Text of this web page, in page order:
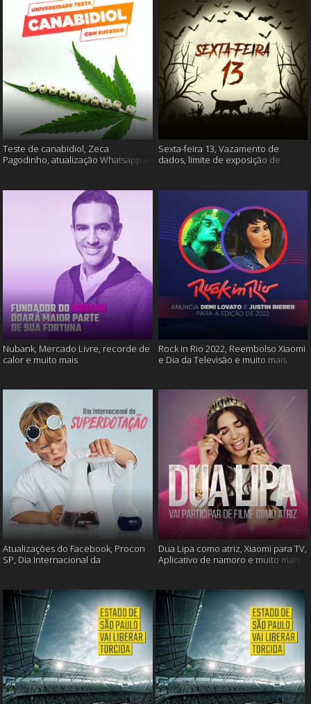
Teste de canabidiol, Zeca
Pagodinho, atualização Whatsapp e
Sexta-feira 13, Vazamento de
dados, limite de exposição de
Nubank, Mercado Livre, recorde de
calor e muito mais
Rock in Rio 2022, Reembolso Xiaomi
e Dia da Televisão e muito mais
Atualizações do Facebook, Procon
SP, Dia Internacional da
Dua Lipa como atriz, Xiaomi para TV,
Aplicativo de namoro e muito mais